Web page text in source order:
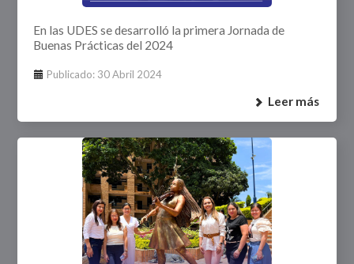
En las UDES se desarrolló la primera Jornada de
Buenas Prácticas del 2024
Publicado: 30 Abril 2024
Leer más